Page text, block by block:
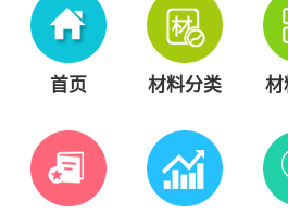
首页 材料分类 材